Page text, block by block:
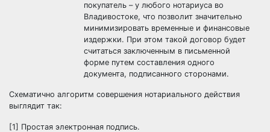
покупатель – у любого нотариуса во
Владивостоке, что позволит значительно
минимизировать временные и финансовые
издержки. При этом такой договор будет
считаться заключенным в письменной
форме путем составления одного
документа, подписанного сторонами.
Схематично алгоритм совершения нотариального действия
выглядит так:
[1] Простая электронная подпись.